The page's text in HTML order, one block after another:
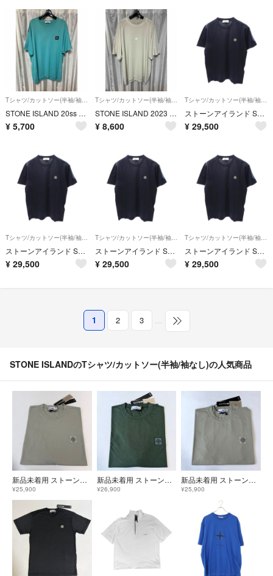
STONE ISLAND 20ss 半袖カットソー ライトブルー 3XL
¥ 5,700
STONE ISLAND 2023 半袖カットソー ベージュ
¥ 8,600
ストーンアイランド STONE ISLAND 半袖Tシャツ 衣料品 トップス コットン メンズ ネイビー系 L1S152100027S0013V00 【新品】
¥ 29,500
Tシャツ/カットソー(半袖/袖なし)
ストーンアイランド STONE ISLAND 半袖Tシャツ 衣料品 トップス コットン メンズ ネイビー系 L1S152100027S0013V00 【新品】
¥ 29,500
Tシャツ/カットソー(半袖/袖なし)
ストーンアイランド STONE ISLAND 半袖Tシャツ 衣料品 トップス コットン メンズ ネイビー系 L1S152100027S0013V00 【新品】
¥ 29,500
Tシャツ/カットソー(半袖/袖なし)
ストーンアイランド STONE ISLAND 半袖Tシャツ 衣料品 トップス コットン メンズ ネイビー系 L1S152100027S0013V00 【新品】
¥ 29,500
1 2 3 …
STONE ISLANDのTシャツ/カットソー(半袖/袖なし)の人気商品
新品未着用 ストーンアイランド Stone Island コンパスロゴTシャツ レギュラーフィット パールグレーXL
¥25,900
新品未着用 ストーンアイランド Stone Island コンパスロゴTシャツ レギュラーフィット ジュニパーXL
¥26,900
新品未着用 ストーンアイランド Stone Island コンパスロゴTシャツ レギュラーフィット パールグレーS
¥25,900